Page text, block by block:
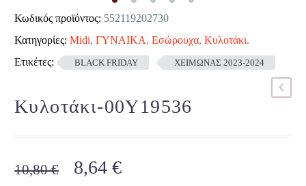
Κωδικός προϊόντος: 552119202730
Κατηγορίες: Midi, ΓΥΝΑΙΚΑ, Εσώρουχα, Κυλοτάκι.
Ετικέτες:
BLACK FRIDAY ΧΕΙΜΩΝΑΣ 2023-2024
Κυλοτάκι-00Y19536
10,80€
Original
8,64 €Η